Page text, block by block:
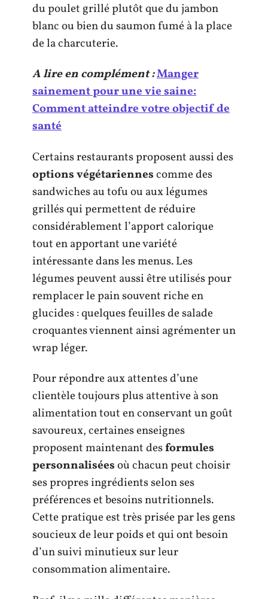
du poulet grillé plutôt que du jambon
blanc ou bien du saumon fumé à la place
de la charcuterie.
A lire en complément :Manger
sainement pour une vie saine:
Comment atteindre votre objectif de
santé
Certains restaurants proposent aussi des
options végétariennescomme des
sandwiches au tofu ou aux légumes
grillés qui permettent de réduire
considérablement l’apport calorique
tout en apportant une variété
intéressante dans les menus. Les
légumes peuvent aussi être utilisés pour
remplacer le pain souvent riche en
glucides : quelques feuilles de salade
croquantes viennent ainsi agrémenter un
wrap léger.
Pour répondre aux attentes d’une
clientèle toujours plus attentive à son
alimentation tout en conservant un goût
savoureux, certaines enseignes
proposent maintenant desformules
personnaliséesoù chacun peut choisir
ses propres ingrédients selon ses
préférences et besoins nutritionnels.
Cette pratique est très prisée par les gens
soucieux de leur poids et qui ont besoin
d’un suivi minutieux sur leur
consommation alimentaire.